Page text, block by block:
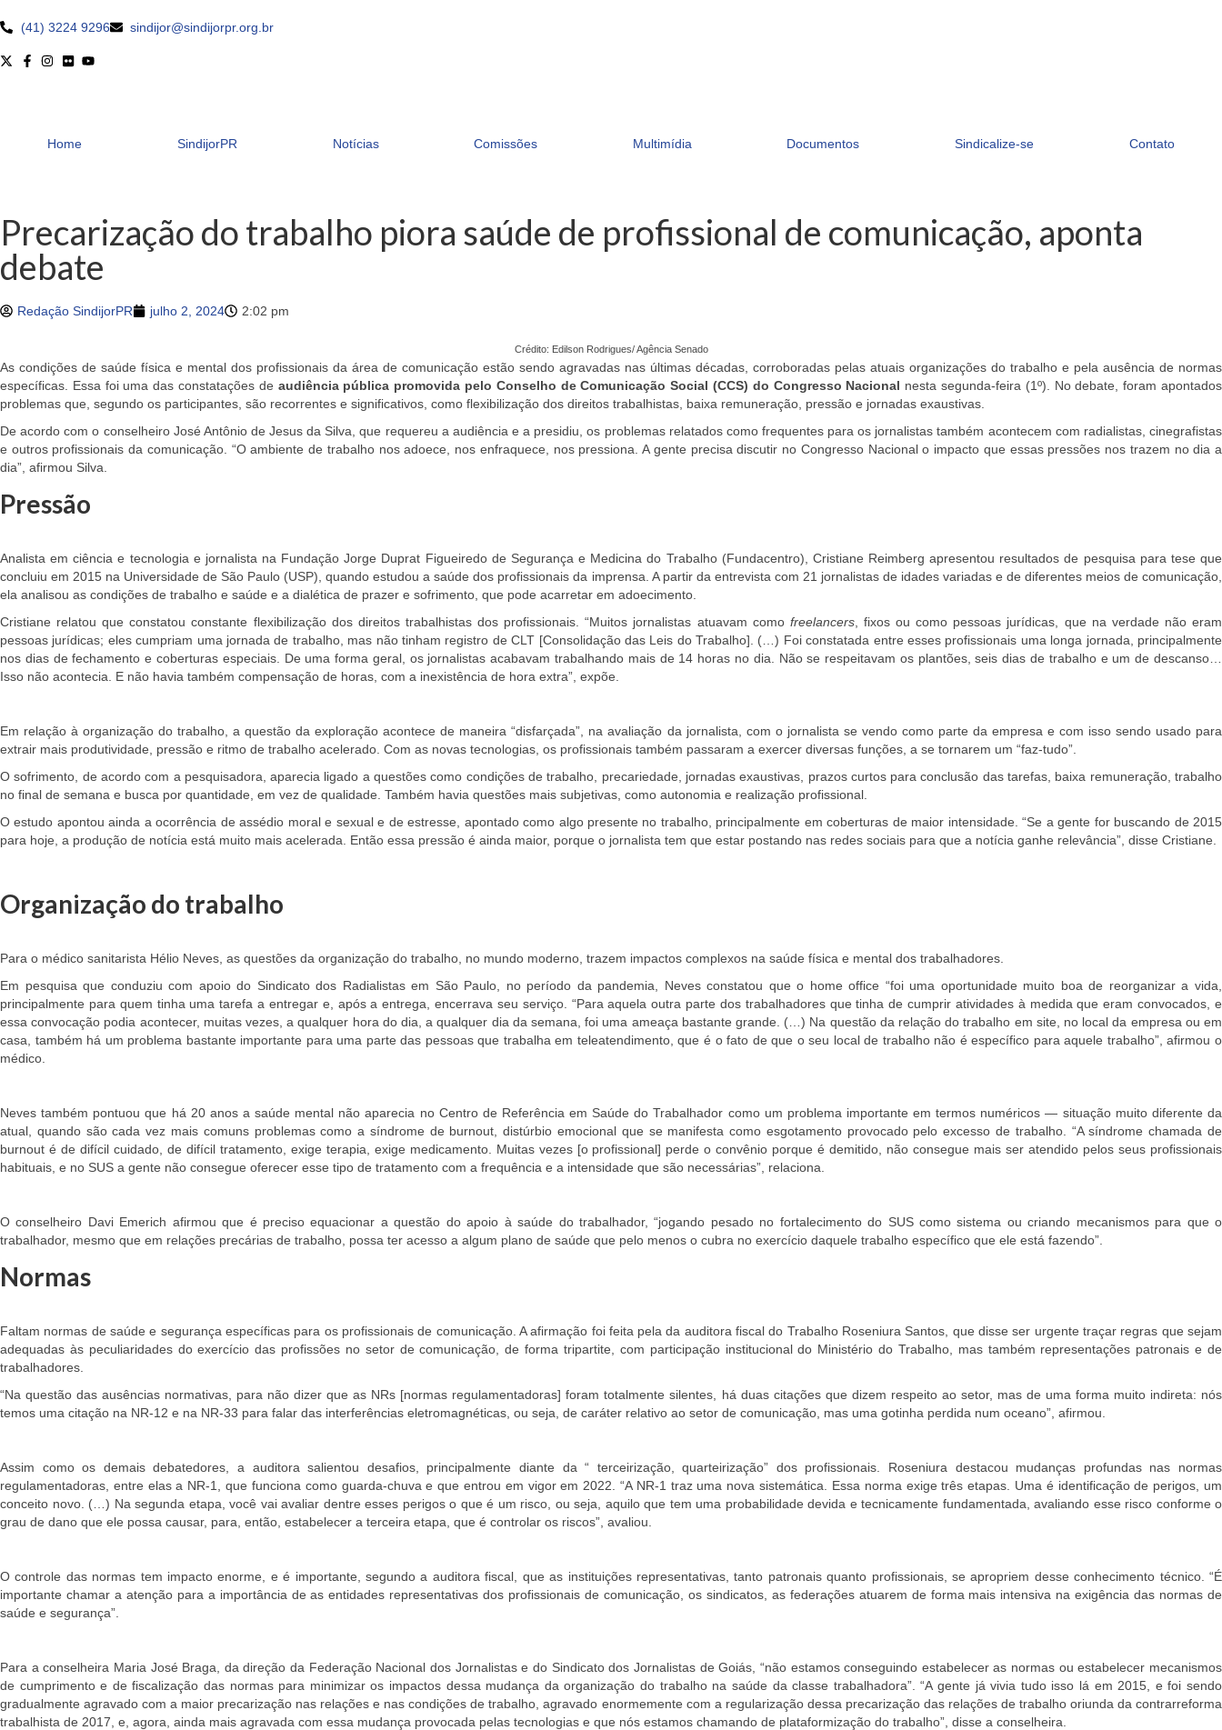
(41) 3224 9296 sindijor@sindijorpr.org.br
Home SindijorPR Notícias Comissões Multimídia Documentos Sindicalize-se Contato
Precarização do trabalho piora saúde de profissional de comunicação, aponta
debate
Redação SindijorPR julho 2, 2024 2:02 pm
Crédito: Edilson Rodrigues/ Agência Senado
As condições de saúde física e mental dos profissionais da área de comunicação estão sendo agravadas nas últimas décadas, corroboradas pelas atuais organizações do trabalho e pela ausência de normas
específicas. Essa foi uma das constatações de audiência pública promovida pelo Conselho de Comunicação Social (CCS) do Congresso Nacional nesta segunda-feira (1º). No debate, foram apontados
problemas que, segundo os participantes, são recorrentes e significativos, como flexibilização dos direitos trabalhistas, baixa remuneração, pressão e jornadas exaustivas.
De acordo com o conselheiro José Antônio de Jesus da Silva, que requereu a audiência e a presidiu, os problemas relatados como frequentes para os jornalistas também acontecem com radialistas, cinegrafistas
e outros profissionais da comunicação. “O ambiente de trabalho nos adoece, nos enfraquece, nos pressiona. A gente precisa discutir no Congresso Nacional o impacto que essas pressões nos trazem no dia a
dia”, afirmou Silva.
Pressão
Analista em ciência e tecnologia e jornalista na Fundação Jorge Duprat Figueiredo de Segurança e Medicina do Trabalho (Fundacentro), Cristiane Reimberg apresentou resultados de pesquisa para tese que
concluiu em 2015 na Universidade de São Paulo (USP), quando estudou a saúde dos profissionais da imprensa. A partir da entrevista com 21 jornalistas de idades variadas e de diferentes meios de comunicação,
ela analisou as condições de trabalho e saúde e a dialética de prazer e sofrimento, que pode acarretar em adoecimento.
Cristiane relatou que constatou constante flexibilização dos direitos trabalhistas dos profissionais. “Muitos jornalistas atuavam como freelancers, fixos ou como pessoas jurídicas, que na verdade não eram
pessoas jurídicas; eles cumpriam uma jornada de trabalho, mas não tinham registro de CLT [Consolidação das Leis do Trabalho]. (…) Foi constatada entre esses profissionais uma longa jornada, principalmente
nos dias de fechamento e coberturas especiais. De uma forma geral, os jornalistas acabavam trabalhando mais de 14 horas no dia. Não se respeitavam os plantões, seis dias de trabalho e um de descanso…
Isso não acontecia. E não havia também compensação de horas, com a inexistência de hora extra”, expõe.
Em relação à organização do trabalho, a questão da exploração acontece de maneira “disfarçada”, na avaliação da jornalista, com o jornalista se vendo como parte da empresa e com isso sendo usado para
extrair mais produtividade, pressão e ritmo de trabalho acelerado. Com as novas tecnologias, os profissionais também passaram a exercer diversas funções, a se tornarem um “faz-tudo”.
O sofrimento, de acordo com a pesquisadora, aparecia ligado a questões como condições de trabalho, precariedade, jornadas exaustivas, prazos curtos para conclusão das tarefas, baixa remuneração, trabalho
no final de semana e busca por quantidade, em vez de qualidade. Também havia questões mais subjetivas, como autonomia e realização profissional.
O estudo apontou ainda a ocorrência de assédio moral e sexual e de estresse, apontado como algo presente no trabalho, principalmente em coberturas de maior intensidade. “Se a gente for buscando de 2015
para hoje, a produção de notícia está muito mais acelerada. Então essa pressão é ainda maior, porque o jornalista tem que estar postando nas redes sociais para que a notícia ganhe relevância”, disse Cristiane.
Organização do trabalho
Para o médico sanitarista Hélio Neves, as questões da organização do trabalho, no mundo moderno, trazem impactos complexos na saúde física e mental dos trabalhadores.
Em pesquisa que conduziu com apoio do Sindicato dos Radialistas em São Paulo, no período da pandemia, Neves constatou que o home office “foi uma oportunidade muito boa de reorganizar a vida,
principalmente para quem tinha uma tarefa a entregar e, após a entrega, encerrava seu serviço. “Para aquela outra parte dos trabalhadores que tinha de cumprir atividades à medida que eram convocados, e
essa convocação podia acontecer, muitas vezes, a qualquer hora do dia, a qualquer dia da semana, foi uma ameaça bastante grande. (…) Na questão da relação do trabalho em site, no local da empresa ou em
casa, também há um problema bastante importante para uma parte das pessoas que trabalha em teleatendimento, que é o fato de que o seu local de trabalho não é específico para aquele trabalho”, afirmou o
médico.
Neves também pontuou que há 20 anos a saúde mental não aparecia no Centro de Referência em Saúde do Trabalhador como um problema importante em termos numéricos — situação muito diferente da
atual, quando são cada vez mais comuns problemas como a síndrome de burnout, distúrbio emocional que se manifesta como esgotamento provocado pelo excesso de trabalho. “A síndrome chamada de
burnout é de difícil cuidado, de difícil tratamento, exige terapia, exige medicamento. Muitas vezes [o profissional] perde o convênio porque é demitido, não consegue mais ser atendido pelos seus profissionais
habituais, e no SUS a gente não consegue oferecer esse tipo de tratamento com a frequência e a intensidade que são necessárias”, relaciona.
O conselheiro Davi Emerich afirmou que é preciso equacionar a questão do apoio à saúde do trabalhador, “jogando pesado no fortalecimento do SUS como sistema ou criando mecanismos para que o
trabalhador, mesmo que em relações precárias de trabalho, possa ter acesso a algum plano de saúde que pelo menos o cubra no exercício daquele trabalho específico que ele está fazendo”.
Normas
Faltam normas de saúde e segurança específicas para os profissionais de comunicação. A afirmação foi feita pela da auditora fiscal do Trabalho Roseniura Santos, que disse ser urgente traçar regras que sejam
adequadas às peculiaridades do exercício das profissões no setor de comunicação, de forma tripartite, com participação institucional do Ministério do Trabalho, mas também representações patronais e de
trabalhadores.
“Na questão das ausências normativas, para não dizer que as NRs [normas regulamentadoras] foram totalmente silentes, há duas citações que dizem respeito ao setor, mas de uma forma muito indireta: nós
temos uma citação na NR-12 e na NR-33 para falar das interferências eletromagnéticas, ou seja, de caráter relativo ao setor de comunicação, mas uma gotinha perdida num oceano”, afirmou.
Assim como os demais debatedores, a auditora salientou desafios, principalmente diante da “ terceirização, quarteirização” dos profissionais. Roseniura destacou mudanças profundas nas normas
regulamentadoras, entre elas a NR-1, que funciona como guarda-chuva e que entrou em vigor em 2022. “A NR-1 traz uma nova sistemática. Essa norma exige três etapas. Uma é identificação de perigos, um
conceito novo. (…) Na segunda etapa, você vai avaliar dentre esses perigos o que é um risco, ou seja, aquilo que tem uma probabilidade devida e tecnicamente fundamentada, avaliando esse risco conforme o
grau de dano que ele possa causar, para, então, estabelecer a terceira etapa, que é controlar os riscos”, avaliou.
O controle das normas tem impacto enorme, e é importante, segundo a auditora fiscal, que as instituições representativas, tanto patronais quanto profissionais, se apropriem desse conhecimento técnico. “É
importante chamar a atenção para a importância de as entidades representativas dos profissionais de comunicação, os sindicatos, as federações atuarem de forma mais intensiva na exigência das normas de
saúde e segurança”.
Para a conselheira Maria José Braga, da direção da Federação Nacional dos Jornalistas e do Sindicato dos Jornalistas de Goiás, “não estamos conseguindo estabelecer as normas ou estabelecer mecanismos
de cumprimento e de fiscalização das normas para minimizar os impactos dessa mudança da organização do trabalho na saúde da classe trabalhadora”. “A gente já vivia tudo isso lá em 2015, e foi sendo
gradualmente agravado com a maior precarização nas relações e nas condições de trabalho, agravado enormemente com a regularização dessa precarização das relações de trabalho oriunda da contrarreforma
trabalhista de 2017, e, agora, ainda mais agravada com essa mudança provocada pelas tecnologias e que nós estamos chamando de plataformização do trabalho”, disse a conselheira.